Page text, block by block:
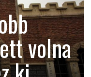
volna